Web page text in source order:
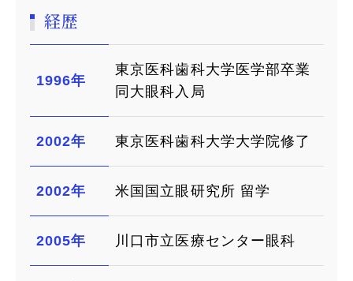
経歴
1996年
東京医科歯科大学医学部卒業
同大眼科入局
2002年 東京医科歯科大学大学院修了
2002年 米国国立眼研究所 留学
2005年 川口市立医療センター眼科